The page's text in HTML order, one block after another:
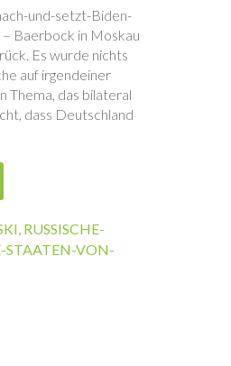
und-setzt-Biden-
Baerbock in Moskau
Es wurde nichts
auf irgendeiner
Thema, das bilateral
dass Deutschland
RUSSISCHE-
STAATEN-VON-